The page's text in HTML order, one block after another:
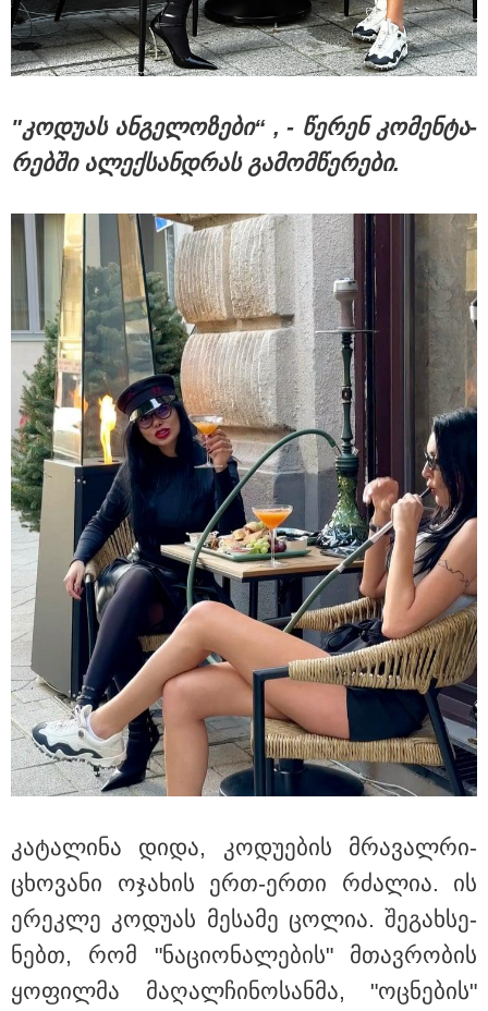
11:13 / 05-08-2026
Hisense წარმოგიდგენთ გზავნილს "ინოვაციები
უკეთესი ცხოვრებისათვის" FIFA-ს 2026 წლის
მსოფლიო ჩემპიონატზე™
15:49 / 06-08-2026
შეიძინე ალდაგის სამოგზაურო დაზღვევა და
მიიღე გაორმაგებული ინტერნეტი
სპორტი
"კო­დუ­ას ან­გე­ლო­ზე­ბი“ , - წე­რენ კო­მენ­ტა­
რებ­ში ალექ­სან­დრას გა­მომ­წე­რე­ბი.
კა­ტა­ლი­ნა დიდა, კო­დუ­ე­ბის მრა­ვალ­რი­
ცხო­ვა­ნი ოჯა­ხის ერთ-ერთი რძა­ლია. ის
ერეკ­ლე კო­დუ­ას მე­სა­მე ცო­ლია. შე­გახ­სე­
ნებთ, რომ "ნა­ცი­ო­ნა­ლე­ბის" მთავ­რო­ბის
ყო­ფილ­მა მა­ღალ­ჩი­ნო­სან­მა, "ოც­ნე­ბის"